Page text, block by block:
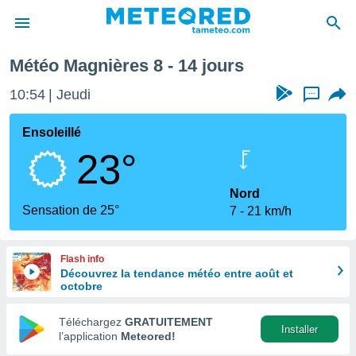
de
en
Météo Magnières 8 - 14 jours
10:54 Jeudi ...
Ensoleillé
23°
Sensation de 25°
Nord
7
21 km/h
Flash info
Découvrez la tendance météo entre août et
octobre
Téléchargez GRATUITEMENT
l’application Meteored!
Installer